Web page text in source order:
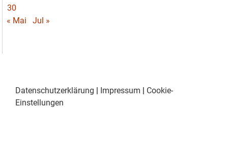
30
« Mai
Jul »
Datenschutzerklärung | Impressum | Cookie-
Einstellungen